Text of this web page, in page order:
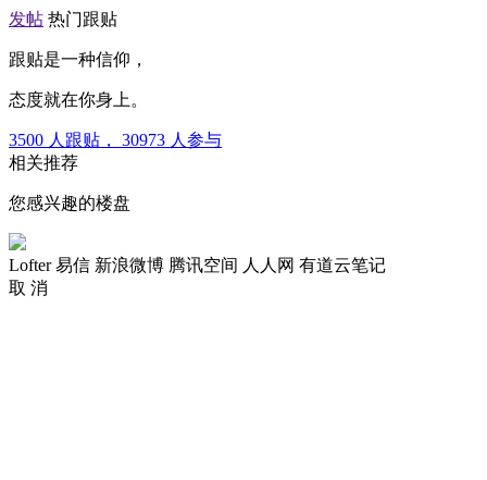
发帖 热门跟贴
跟贴是一种信仰，
态度就在你身上。
3500 人跟贴， 30973 人参与
相关推荐
您感兴趣的楼盘
Lofter 易信 新浪微博 腾讯空间 人人网 有道云笔记
取 消